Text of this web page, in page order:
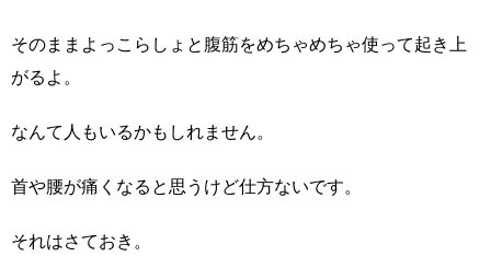
そのままよっこらしょと腹筋をめちゃめちゃ使って起き上
がるよ。
なんて人もいるかもしれません。
首や腰が痛くなると思うけど仕方ないです。
それはさておき。